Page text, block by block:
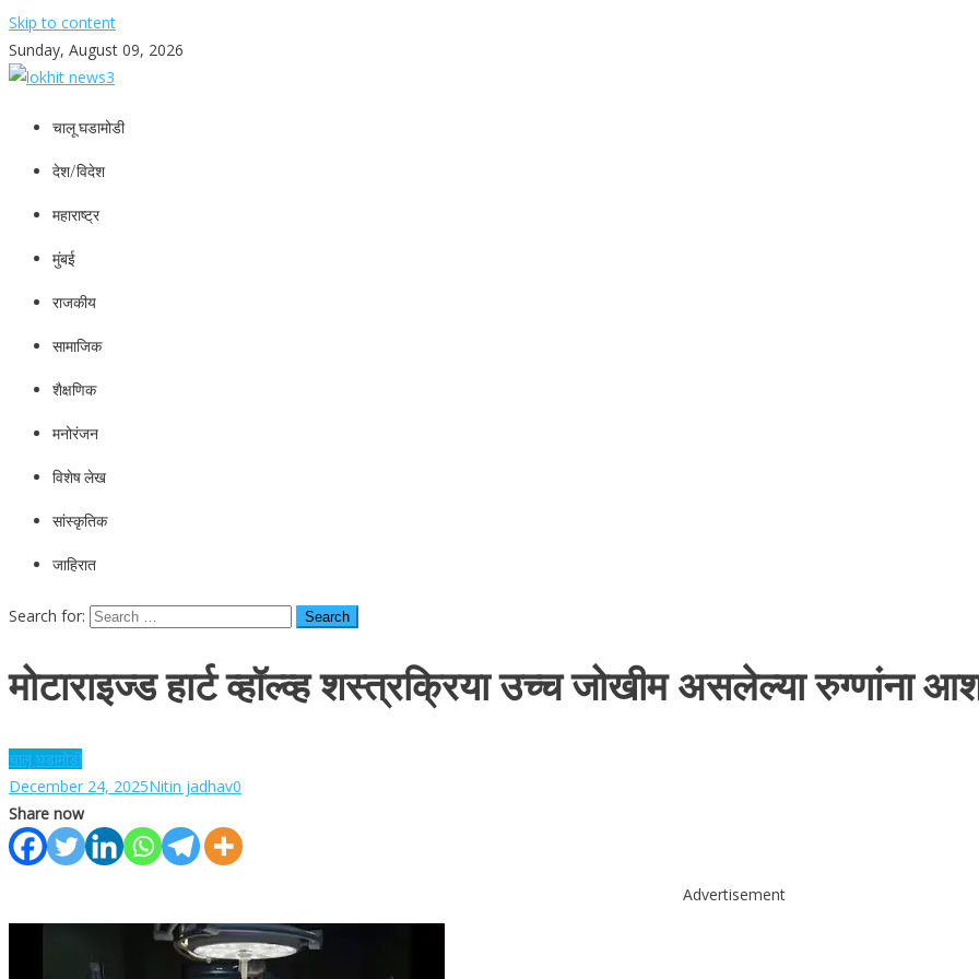
Skip to content
Sunday, August 09, 2026
lokhit news3
lokhit news 3
चालू घडामोडी
देश/विदेश
महाराष्ट्र
मुंबई
राजकीय
सामाजिक
शैक्षणिक
मनोरंजन
विशेष लेख
सांस्कृतिक
जाहिरात
Search for:
मोटाराइज्ड हार्ट व्हॉल्व्ह शस्त्रक्रिया उच्च जोखीम असलेल्या रुग्णांना
चालू घडामोडी
December 24, 2025Nitin jadhav0
Share now
Advertisement